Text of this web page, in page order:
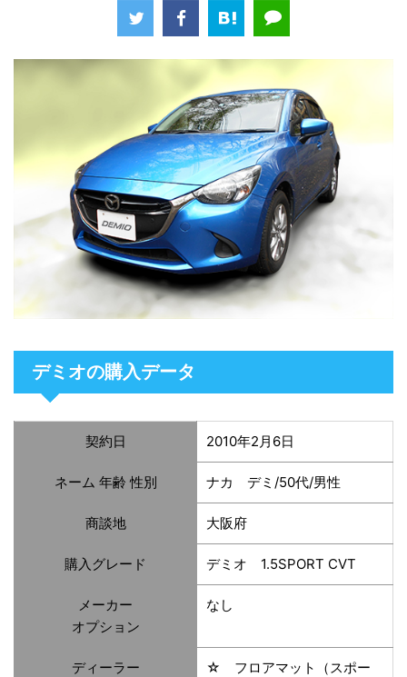
デミオの購入データ
契約日 2010年2月6日
ネーム 年齢 性別 ナカ デミ/50代/男性
商談地 大阪府
購入グレード デミオ 1.5SPORT CVT
メーカー
オプション
なし
ディーラー
☆ フロアマット（スポー